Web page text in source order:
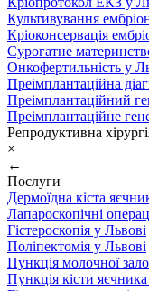
Культивування
Кріоконсервація
Сурогатне
Онкофертильність у
Преімплантаційна
Преімплантаційний
Преімплантаційне
Репродуктивна
×
←
Послуги
Дермоїдна кіста
Лапароскопічні
Гістероскопія у Львові
Поліпектомія у Львові
Пункція молочної
Пункція кісти